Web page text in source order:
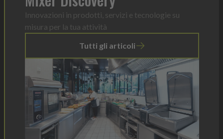
Innovazioni in prodotti, servizi e tecnologie su
misura per la tua attività
Tutti gli articoli